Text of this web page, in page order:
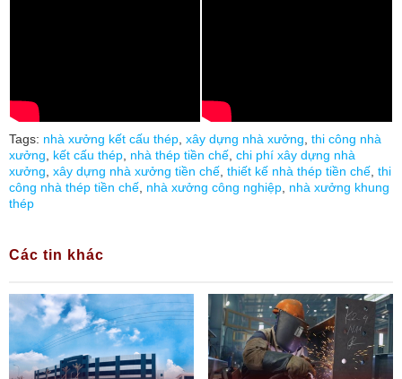
Tags: nhà xưởng kết cấu thép xây dựng nhà xưởng thi công nhà
xưởng
kết cấu thép nhà thép tiền chế chi phí xây dựng nhà
xưởng xây dựng nhà xưởng tiền chế thiết kế nhà thép tiền chế thi
công nhà thép tiền chế nhà xưởng công nghiệp nhà xưởng khung
thép
Các tin khác